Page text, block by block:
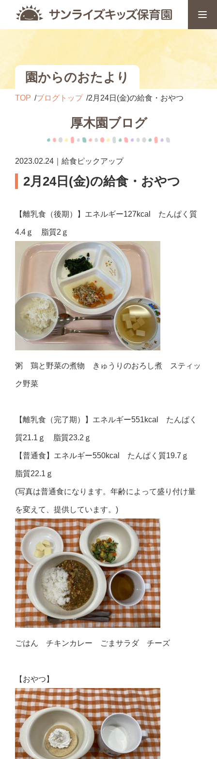
園からのおたより
TOP ブログトップ 2月24日(金)の給食・おやつ
厚木園ブログ
2023.02.24｜給食ピックアップ
2月24日(金)の給食・おやつ
【離乳食（後期）】エネルギー127kcal たんぱく質
4.4ｇ 脂質2ｇ
粥 鶏と野菜の煮物 きゅうりのおろし煮 スティッ
ク野菜
【離乳食（完了期）】エネルギー551kcal たんぱく
質21.1ｇ 脂質23.2ｇ
【普通食】エネルギー550kcal たんぱく質19.7ｇ
脂質22.1ｇ
(写真は普通食になります。年齢によって盛り付け量
を変えて、提供しています。)
ごはん チキンカレー ごまサラダ チーズ
【おやつ】